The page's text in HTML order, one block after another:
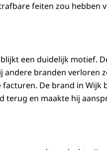
feiten zou hebben
een duidelijk motief.
andere branden verloren
De brand in
terug en maakte hij